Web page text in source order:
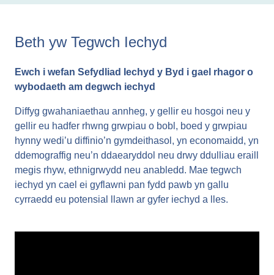
Beth yw Tegwch Iechyd
Ewch i wefan Sefydliad Iechyd y Byd i gael rhagor o
wybodaeth am degwch iechyd
Diffyg gwahaniaethau annheg, y gellir eu hosgoi neu y
gellir eu hadfer rhwng grwpiau o bobl, boed y grwpiau
hynny wedi’u diffinio’n gymdeithasol, yn economaidd, yn
ddemograffig neu’n ddaearyddol neu drwy ddulliau eraill
megis rhyw, ethnigrwydd neu anabledd. Mae tegwch
iechyd yn cael ei gyflawni pan fydd pawb yn gallu
cyrraedd eu potensial llawn ar gyfer iechyd a lles.